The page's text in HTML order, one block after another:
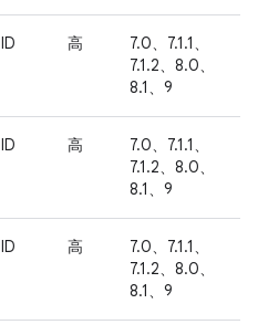
ID 高
7.0、7.1.1、
7.1.2、8.0、
8.1、9
ID 高
7.0、7.1.1、
7.1.2、8.0、
8.1、9
ID 高
7.0、7.1.1、
7.1.2、8.0、
8.1、9